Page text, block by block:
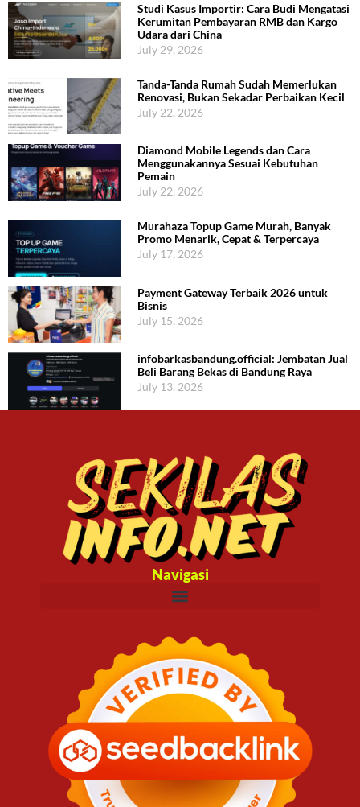
Studi Kasus Importir: Cara Budi Mengatasi
Kerumitan Pembayaran RMB dan Kargo
Udara dari China
July 29, 2026
Tanda-Tanda Rumah Sudah Memerlukan
Renovasi, Bukan Sekadar Perbaikan Kecil
July 22, 2026
Diamond Mobile Legends dan Cara
Menggunakannya Sesuai Kebutuhan
Pemain
July 22, 2026
Murahaza Topup Game Murah, Banyak
Promo Menarik, Cepat & Terpercaya
July 17, 2026
Payment Gateway Terbaik 2026 untuk
Bisnis
July 15, 2026
infobarkasbandung.official: Jembatan Jual
Beli Barang Bekas di Bandung Raya
July 13, 2026
Navigasi